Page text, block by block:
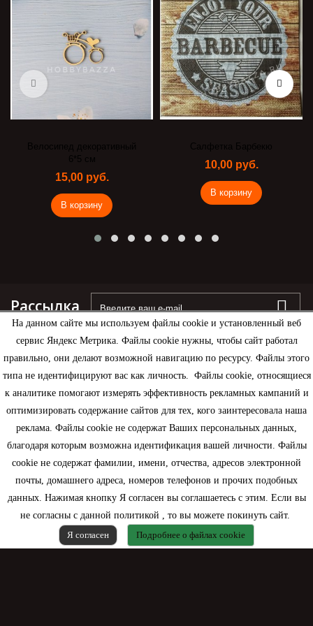
На данном сайте мы используем файлы cookie и установленный веб
сервис Яндекс Метрика. Файлы cookie нужны, чтобы сайт работал
правильно, они делают возможной навигацию по ресурсу. Файлы этого
типа не идентифицируют вас как личность. Файлы cookie, относящиеся
к аналитике помогают измерять эффективность рекламных кампаний и
оптимизировать содержание сайтов для тех, кого заинтересовала наша
реклама. Файлы cookie не содержат Ваших персональных данных,
благодаря которым возможна идентификация вашей личности. Файлы
cookie не содержат фамилии, имени, отчества, адресов электронной
почты, домашнего адреса, номеров телефонов и прочих подобных
данных. Нажимая кнопку Я согласен вы соглашаетесь с этим. Если вы
не согласны с данной политикой , то вы можете покинуть сайт.
Я согласен
Подробнее о файлах cookie
Велосипед декоративный
6*5 см
15,00 руб.
В корзину
Салфетка Барбекю
10,00 руб.
В корзину
Рассылка
Информация
Моя учетная запись
Контактная информация